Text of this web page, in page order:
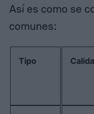
Así es como se
comunes:
Tipo